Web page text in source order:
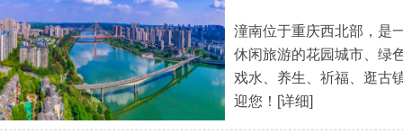
潼南位于重庆西北部，是
休闲旅游的花园城市、绿
戏水、养生、祈福、逛古
迎您！ [详细]